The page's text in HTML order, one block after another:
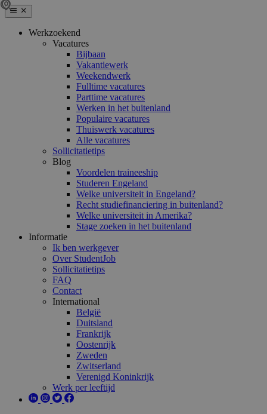
Werkzoekend
Vacatures
Bijbaan
Vakantiewerk
Weekendwerk
Fulltime vacatures
Parttime vacatures
Werken in het buitenland
Populaire vacatures
Thuiswerk vacatures
Alle vacatures
Sollicitatietips
Blog
Voordelen traineeship
Studeren Engeland
Welke universiteit in Engeland?
Recht studiefinanciering in buitenland?
Welke universiteit in Amerika?
Stage zoeken in het buitenland
Informatie
Ik ben werkgever
Over StudentJob
Sollicitatietips
FAQ
Contact
International
België
Duitsland
Frankrijk
Oostenrijk
Zweden
Zwitserland
Verenigd Koninkrijk
Werk per leeftijd